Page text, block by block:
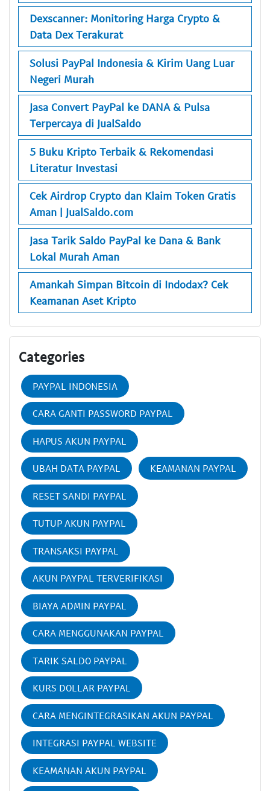
Dexscanner: Monitoring Harga Crypto &
Data Dex Terakurat
Solusi PayPal Indonesia & Kirim Uang Luar
Negeri Murah
Jasa Convert PayPal ke DANA & Pulsa
Terpercaya di JualSaldo
5 Buku Kripto Terbaik & Rekomendasi
Literatur Investasi
Cek Airdrop Crypto dan Klaim Token Gratis
Aman | JualSaldo.com
Jasa Tarik Saldo PayPal ke Dana & Bank
Lokal Murah Aman
Amankah Simpan Bitcoin di Indodax? Cek
Keamanan Aset Kripto
Categories
PAYPAL INDONESIA
CARA GANTI PASSWORD PAYPAL
HAPUS AKUN PAYPAL
UBAH DATA PAYPAL KEAMANAN PAYPAL
RESET SANDI PAYPAL
TUTUP AKUN PAYPAL
TRANSAKSI PAYPAL
AKUN PAYPAL TERVERIFIKASI
BIAYA ADMIN PAYPAL
CARA MENGGUNAKAN PAYPAL
TARIK SALDO PAYPAL
KURS DOLLAR PAYPAL
CARA MENGINTEGRASIKAN AKUN PAYPAL
INTEGRASI PAYPAL WEBSITE
KEAMANAN AKUN PAYPAL